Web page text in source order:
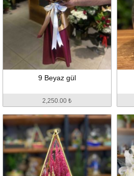
9 Beyaz gül
2,250.00 ₺